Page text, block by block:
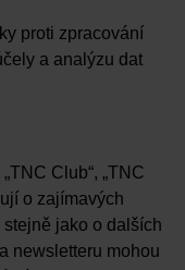
proti zpracování
a analýzu dat
Club“, „TNC
o zajímavých
jako o dalších
newsletteru mohou